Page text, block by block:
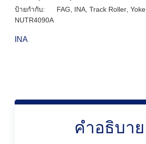
ป้ายกำกับ:
FAG INA Track Roller Yoke
NUTR4090A
INA
คำอธิบาย